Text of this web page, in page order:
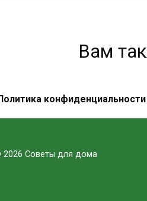
Вам
Пейте лимонную воду
конфиденциальности
2026 Советы для дома